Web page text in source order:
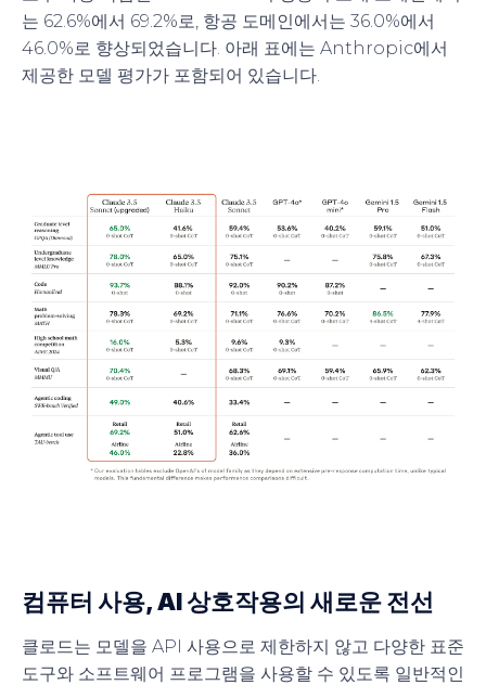
는 62.6%에서 69.2%로, 항공 도메인에서는 36.0%에서
46.0%로 향상되었습니다. 아래 표에는 Anthropic에서
제공한 모델 평가가 포함되어 있습니다.
컴퓨터 사용, AI 상호작용의 새로운 전선
클로드는 모델을 API 사용으로 제한하지 않고 다양한 표준
도구와 소프트웨어 프로그램을 사용할 수 있도록 일반적인